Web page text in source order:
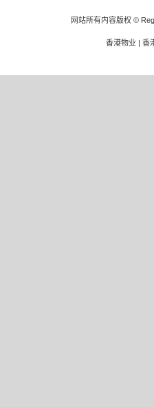
网站所有内容版权 ©
香港物业 | 香